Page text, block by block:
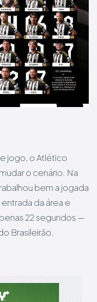
jogo, o Atlético
o cenário. Na
bem a jogada
da área e
22 segundos —
Brasileirão.